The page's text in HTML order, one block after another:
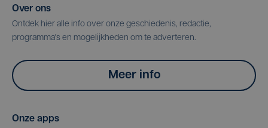
Over ons
Ontdek hier alle info over onze geschiedenis, redactie,
programma's en mogelijkheden om te adverteren.
Meer info
Onze apps